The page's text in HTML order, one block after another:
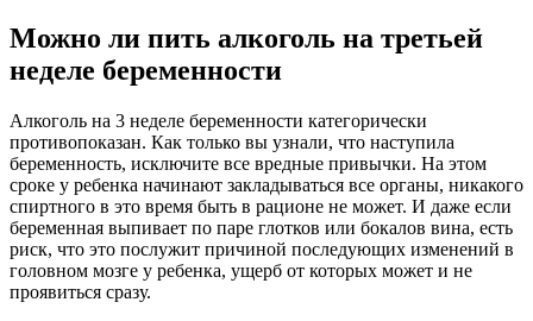
Можно ли пить алкоголь на третьей
неделе беременности
Алкоголь на 3 неделе беременности категорически
противопоказан. Как только вы узнали, что наступила
беременность, исключите все вредные привычки. На этом
сроке у ребенка начинают закладываться все органы, никакого
спиртного в это время быть в рационе не может. И даже если
беременная выпивает по паре глотков или бокалов вина, есть
риск, что это послужит причиной последующих изменений в
головном мозге у ребенка, ущерб от которых может и не
проявиться сразу.